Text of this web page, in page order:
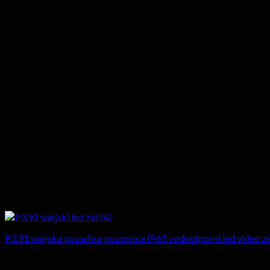
P3.91 vanjska pozadina pozornice IP65 vodootporni led video